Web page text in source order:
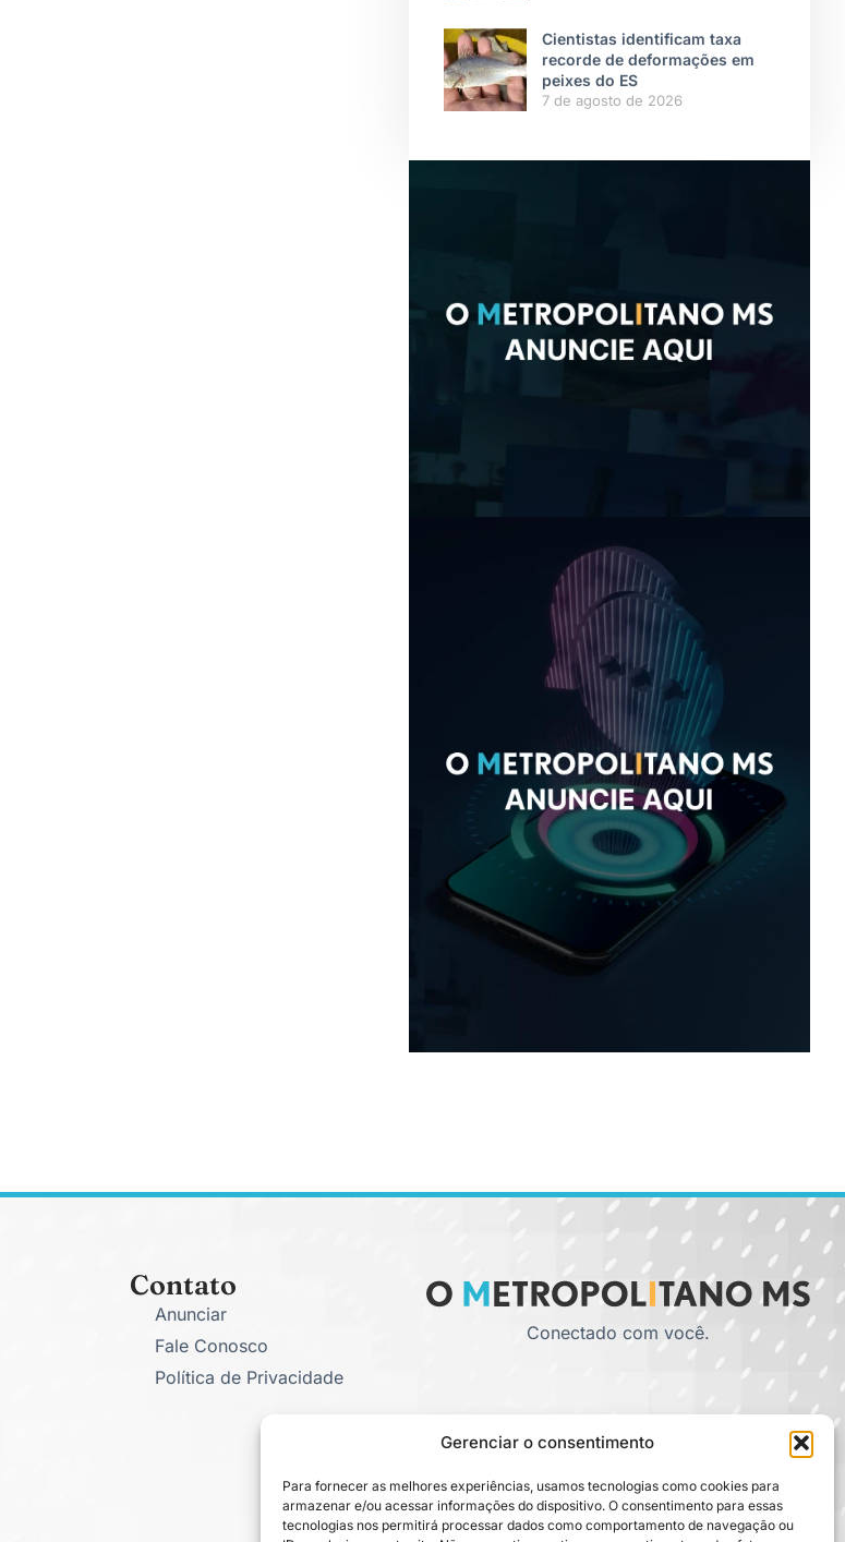
Gerenciar o consentimento
Para fornecer as melhores experiências, usamos tecnologias como cookies para
armazenar e/ou acessar informações do dispositivo. O consentimento para essas
tecnologias nos permitirá processar dados como comportamento de navegação ou
Cientistas identificam taxa
recorde de deformações em
peixes do ES
7 de agosto de 2026
Contato
Anunciar
Fale Conosco
Política de Privacidade
Conectado com você.